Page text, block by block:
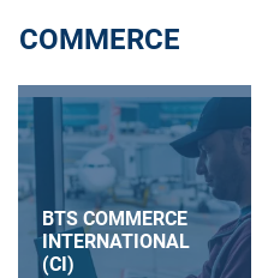
COMMERCE
BTS COMMERCE
INTERNATIONAL
(CI)